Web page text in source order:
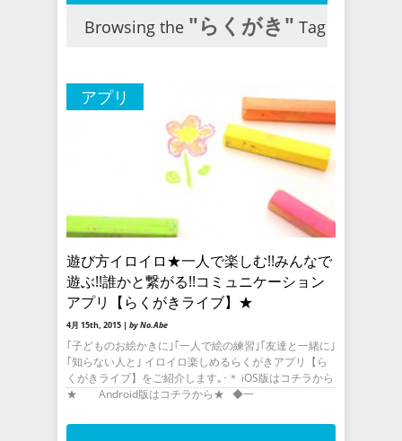
Browsing the "らくがき" Tag
アプリ
遊び方イロイロ★一人で楽しむ!!みんなで
遊ぶ!!誰かと繋がる!!コミュニケーション
アプリ【らくがきライブ】★
4月 15th, 2015 | by No.Abe
｢子どものお絵かきに｣｢一人で絵の練習｣｢友達と一緒に｣
｢知らない人と｣ イロイロ楽しめるらくがきアプリ【ら
くがきライブ】をご紹介します｡･＊ iOS版はコチラから
★ Android版はコチラから★ ◆一